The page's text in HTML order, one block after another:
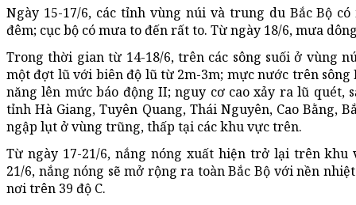
Ngày 15-17/6, các tỉnh vùng núi và trung du Bắc Bộ
đêm; cục bộ có mưa to đến rất to. Từ ngày 18/6, mưa
Trong thời gian từ 14-18/6, trên các sông suối ở vùng
một đợt lũ với biên độ lũ từ 2m-3m; mực nước trên sông
năng lên mức báo động II; nguy cơ cao xảy ra lũ quét,
tỉnh Hà Giang, Tuyên Quang, Thái Nguyên, Cao Bằng,
ngập lụt ở vùng trũng, thấp tại các khu vực trên.
Từ ngày 17-21/6, nắng nóng xuất hiện trở lại trên
21/6, nắng nóng sẽ mở rộng ra toàn Bắc Bộ với nền
nơi trên 39 độ C.